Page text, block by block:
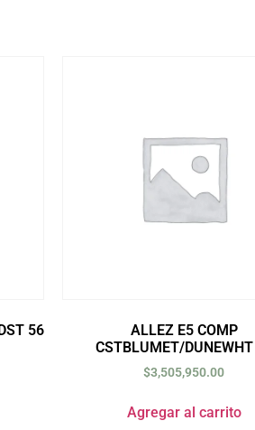
56
ALLEZ E5 COMP
CSTBLUMET/
$3,505,950.00
Agregar al carrito